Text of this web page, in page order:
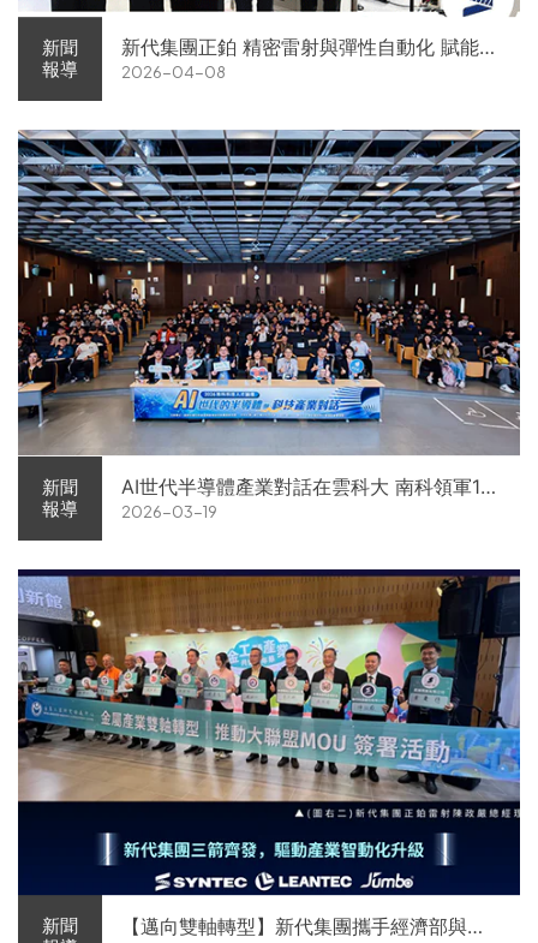
新聞
報導
新代集團正鉑 精密雷射與彈性自動化 賦能智
慧智造解方電子展亮相
2026-04-08
新聞
報導
AI世代半導體產業對話在雲科大 南科領軍11
家企業前進校園徵才
2026-03-19
新聞
【邁向雙軸轉型】新代集團攜手經濟部與金